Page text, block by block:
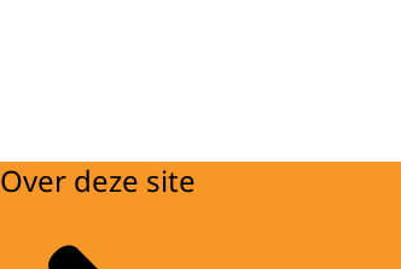
Over deze site